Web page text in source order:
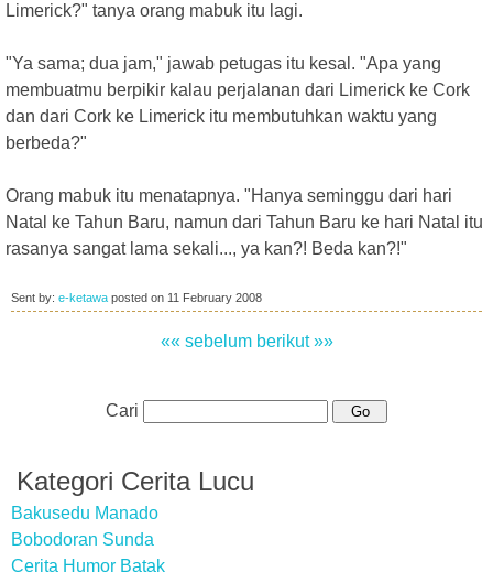
Limerick?" tanya orang mabuk itu lagi.
"Ya sama; dua jam," jawab petugas itu kesal. "Apa yang
membuatmu berpikir kalau perjalanan dari Limerick ke Cork
dan dari Cork ke Limerick itu membutuhkan waktu yang
berbeda?"
Orang mabuk itu menatapnya. "Hanya seminggu dari hari
Natal ke Tahun Baru, namun dari Tahun Baru ke hari Natal itu
rasanya sangat lama sekali..., ya kan?! Beda kan?!"
Sent by: e-ketawa posted on 11 February 2008
«« sebelum berikut »»
Cari
Kategori Cerita Lucu
Bakusedu Manado
Bobodoran Sunda
Cerita Humor Batak